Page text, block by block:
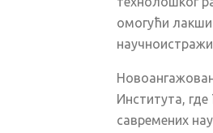
омогући
Института,
савремених